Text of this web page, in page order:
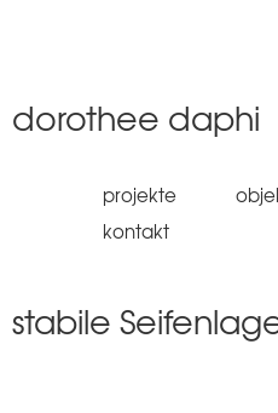
Jump to
dorothee daphi
projekte
kontakt
stabile